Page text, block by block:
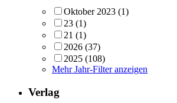
Oktober 2023 (1)
23 (1)
21 (1)
2026 (37)
2025 (108)
Mehr Jahr-Filter anzeigen
Verlag